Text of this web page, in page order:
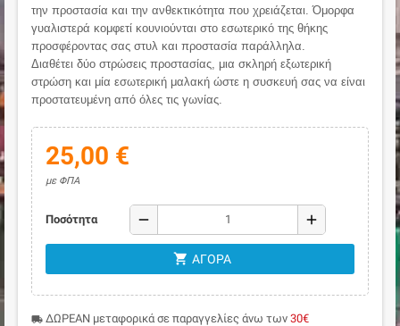
την προστασία και την ανθεκτικότητα που χρειάζεται. Όμορφα
γυαλιστερά κομφετί κουνιούνται στο εσωτερικό της θήκης
προσφέροντας σας στυλ και προστασία παράλληλα.
Διαθέτει δύο στρώσεις προστασίας, μια σκληρή εξωτερική
στρώση και μία εσωτερική μαλακή ώστε η συσκευή σας να είναι
προστατευμένη από όλες τις γωνίας.
25,00 €
με ΦΠΑ
Ποσότητα remove add
shopping_cart ΑΓΟΡΆ
local_shipping ΔΩΡΕΑΝ μεταφορικά σε παραγγελίες άνω των 30€